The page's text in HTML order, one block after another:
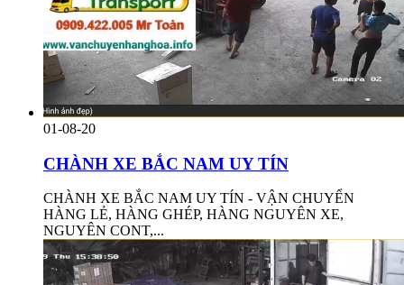
01-08-20
CHÀNH XE BẮC NAM UY TÍN
CHÀNH XE BẮC NAM UY TÍN - VẬN CHUYỂN
HÀNG LẺ, HÀNG GHÉP, HÀNG NGUYÊN XE,
NGUYÊN CONT,...